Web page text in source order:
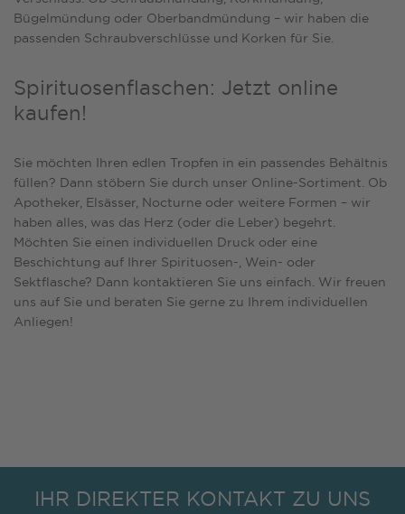
Bügelmündung oder Oberbandmündung – wir haben die
passenden Schraubverschlüsse und Korken für Sie.
Spirituosenflaschen: Jetzt online
kaufen!
Sie möchten Ihren edlen Tropfen in ein passendes Behältnis
füllen? Dann stöbern Sie durch unser Online-Sortiment. Ob
Apotheker, Elsässer, Nocturne oder weitere Formen – wir
haben alles, was das Herz (oder die Leber) begehrt.
Möchten Sie einen individuellen Druck oder eine
Beschichtung auf Ihrer Spirituosen-, Wein- oder
Sektflasche? Dann kontaktieren Sie uns einfach. Wir freuen
uns auf Sie und beraten Sie gerne zu Ihrem individuellen
Anliegen!
IHR DIREKTER KONTAKT ZU UNS